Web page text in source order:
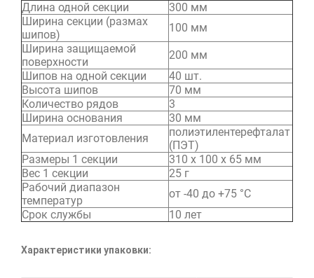
Длина одной секции
300 мм
Ширина секции (размах
шипов)
100 мм
Ширина защищаемой
поверхности
200 мм
Шипов на одной секции
40 шт.
Высота шипов
70 мм
Количество рядов
3
Ширина основания
30 мм
Материал изготовления
полиэтилентерефталат
(ПЭТ)
Размеры 1 секции
310 х 100 х 65 мм
Вес 1 секции
25 г
Рабочий диапазон
температур
от -40 до +75 °C
Срок службы
10 лет
Характеристики упаковки: